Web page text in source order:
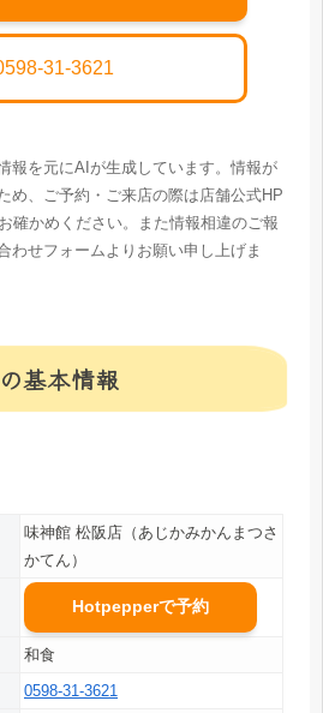
31-3621
報を元にAIが生成しています。情報が
め、ご予約・ご来店の際は店舗公式HP
確かめください。また情報相違のご報
わせフォームよりお願い申し上げま
基本情報
味神館 松阪店（あじかみかんまつさ
かてん）
Hotpepperで予約
和食
0598-31-3621